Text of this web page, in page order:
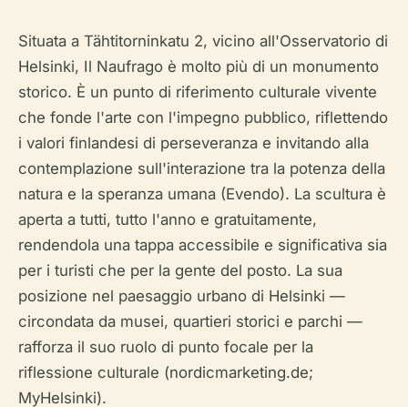
Situata a Tähtitorninkatu 2, vicino all'Osservatorio di
Helsinki, Il Naufrago è molto più di un monumento
storico. È un punto di riferimento culturale vivente
che fonde l'arte con l'impegno pubblico, riflettendo
i valori finlandesi di perseveranza e invitando alla
contemplazione sull'interazione tra la potenza della
natura e la speranza umana (Evendo). La scultura è
aperta a tutti, tutto l'anno e gratuitamente,
rendendola una tappa accessibile e significativa sia
per i turisti che per la gente del posto. La sua
posizione nel paesaggio urbano di Helsinki —
circondata da musei, quartieri storici e parchi —
rafforza il suo ruolo di punto focale per la
riflessione culturale (nordicmarketing.de;
MyHelsinki).